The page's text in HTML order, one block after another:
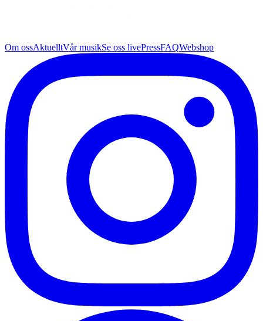
Om ossAktuelltVår musikSe oss livePressFAQWebshop